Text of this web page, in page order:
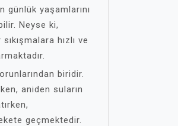
yaşamlarını
Neyse ki,
hızlı ve
biridir.
aniden suların
geçmektedir.